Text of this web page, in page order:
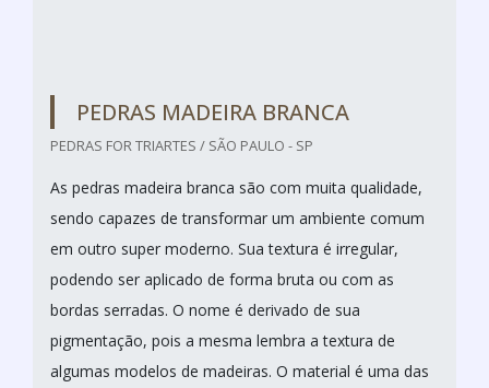
ASSOALHOS SAO MIGUEL / COTIA - SP
um ambiente sofisticado e aconchegante, além de
oferecer toda a segurança necessária para áreas de
lazer e convívio de amigos e familiares. Realizar uma
cotação de deck de madeira é fundamental, pois os
decks são excelentes escolhas para áreas externas,
mas também podem ser utilizados em outros a...